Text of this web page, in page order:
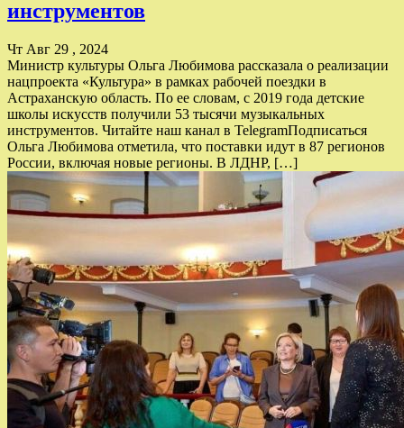
инструментов
Чт Авг 29 , 2024
Министр культуры Ольга Любимова рассказала о реализации
нацпроекта «Культура» в рамках рабочей поездки в
Астраханскую область. По ее словам, с 2019 года детские
школы искусств получили 53 тысячи музыкальных
инструментов. Читайте наш канал в TelegramПодписаться
Ольга Любимова отметила, что поставки идут в 87 регионов
России, включая новые регионы. В ЛДНР, […]